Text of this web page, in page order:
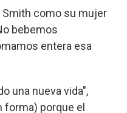
Smith como su mujer
bebemos
entera esa
una nueva vida",
forma) porque el